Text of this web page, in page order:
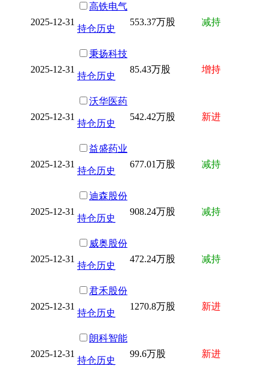
2025-12-31
高铁电气
持仓历史
553.37万股 减持
2025-12-31
秉扬科技
持仓历史
85.43万股 增持
2025-12-31
沃华医药
持仓历史
542.42万股 新进
2025-12-31
益盛药业
持仓历史
677.01万股 减持
2025-12-31
迪森股份
持仓历史
908.24万股 减持
2025-12-31
威奥股份
持仓历史
472.24万股 减持
2025-12-31
君禾股份
持仓历史
1270.8万股 新进
2025-12-31
朗科智能
持仓历史
99.6万股 新进